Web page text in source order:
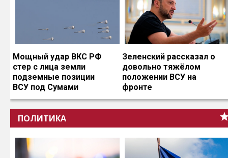
Мощный удар ВКС РФ
стер с лица земли
подземные позиции
ВСУ под Сумами
Зеленский рассказал о
довольно тяжёлом
положении ВСУ на
фронте
ПОЛИТИКА